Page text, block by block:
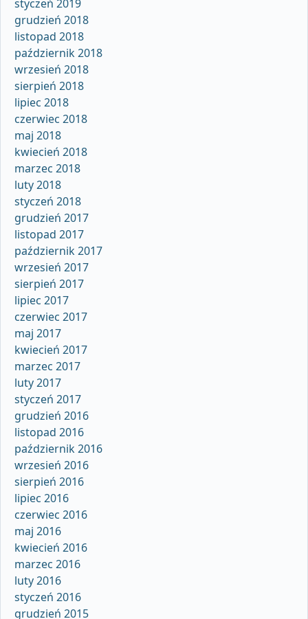
styczeń 2019
grudzień 2018
listopad 2018
październik 2018
wrzesień 2018
sierpień 2018
lipiec 2018
czerwiec 2018
maj 2018
kwiecień 2018
marzec 2018
luty 2018
styczeń 2018
grudzień 2017
listopad 2017
październik 2017
wrzesień 2017
sierpień 2017
lipiec 2017
czerwiec 2017
maj 2017
kwiecień 2017
marzec 2017
luty 2017
styczeń 2017
grudzień 2016
listopad 2016
październik 2016
wrzesień 2016
sierpień 2016
lipiec 2016
czerwiec 2016
maj 2016
kwiecień 2016
marzec 2016
luty 2016
styczeń 2016
grudzień 2015